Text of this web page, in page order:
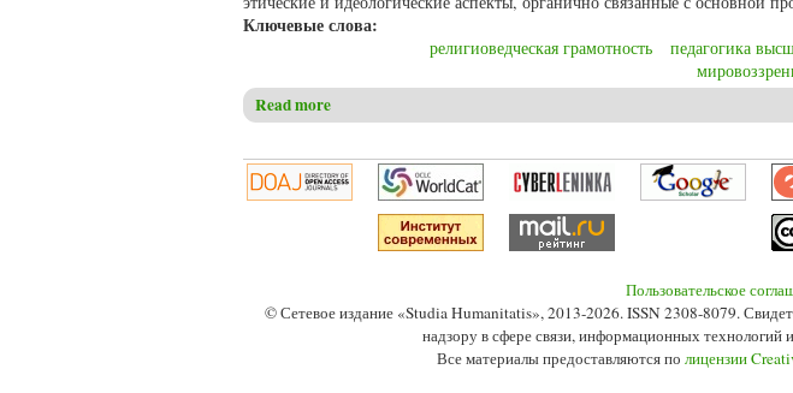
Ключевые слова:
религиоведческая грамотность педагогика
Read more
Пользовательское
© Сетевое издание «Studia Humanitatis», 2013-2026. ISSN 2308-8079.
надзору в сфере связи, информационных
Все материалы предоставляются по лицензии